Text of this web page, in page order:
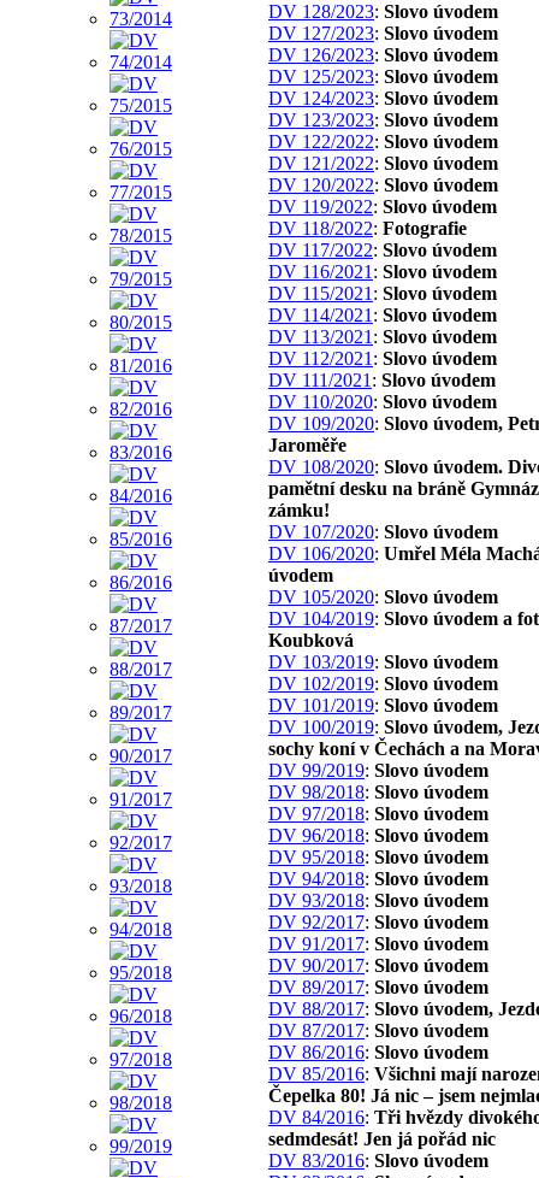
DV 128/2023: Slovo úvodem
DV 127/2023: Slovo úvodem
DV 126/2023: Slovo úvodem
DV 125/2023: Slovo úvodem
DV 124/2023: Slovo úvodem
DV 123/2023: Slovo úvodem
DV 122/2022: Slovo úvodem
DV 121/2022: Slovo úvodem
DV 120/2022: Slovo úvodem
DV 119/2022: Slovo úvodem
DV 118/2022: Fotografie
DV 117/2022: Slovo úvodem
DV 116/2021 : Slovo úvodem
DV 115/2021 : Slovo úvodem
DV 114/2021 : Slovo úvodem
DV 113/2021 : Slovo úvodem
DV 112/2021 : Slovo úvodem
DV 111/2021 : Slovo úvodem
DV 110/2020: Slovo úvodem
DV 109/2020: Slovo úvodem,
Jaroměře
DV 108/2020: Slovo úvodem.
pamětní desku na bráně
zámku!
DV 107/2020: Slovo úvodem
DV 106/2020: Umřel Méla
úvodem
DV 105/2020: Slovo úvodem
DV 104/2019: Slovo úvodem a
Koubková
DV 103/2019: Slovo úvodem
DV 102/2019: Slovo úvodem
DV 101/2019: Slovo úvodem
DV 100/2019: Slovo úvodem,
sochy koní v Čechách a na
DV 99/2019: Slovo úvodem
DV 98/2018: Slovo úvodem
DV 97/2018: Slovo úvodem
DV 96/2018: Slovo úvodem
DV 95/2018: Slovo úvodem
DV 94/2018: Slovo úvodem
DV 93/2018: Slovo úvodem
DV 92/2017: Slovo úvodem
DV 91/2017: Slovo úvodem
DV 90/2017: Slovo úvodem
DV 89/2017: Slovo úvodem
DV 88/2017: Slovo úvodem,
DV 87/2017: Slovo úvodem
DV 86/2016: Slovo úvodem
DV 85/2016: Všichni mají
Čepelka 80! Já nic – jsem
DV 84/2016: Tři hvězdy
sedmdesát! Jen já pořád nic
DV 83/2016: Slovo úvodem